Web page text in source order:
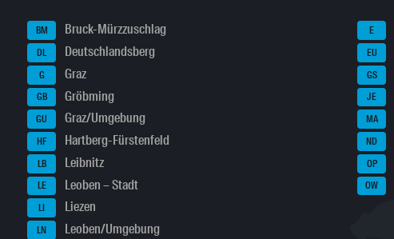
BM Bruck-Mürzzuschlag
DL Deutschlandsberg
G Graz
GB Gröbming
GU Graz/Umgebung
HF Hartberg-Fürstenfeld
LB Leibnitz
LE Leoben – Stadt
LI Liezen
LN Leoben/Umgebung
E
EU
GS
JE
MA
ND
OP
OW